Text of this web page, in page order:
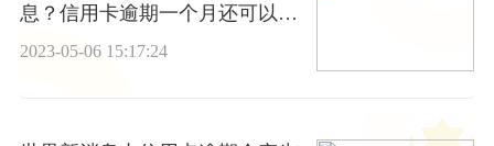
息？信用卡逾期一个月还可以用
2023-05-06 15:17:24